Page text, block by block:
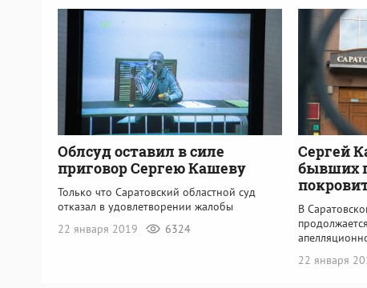
Облсуд оставил в силе
приговор Сергею Кашеву
Только что Саратовский областной суд
отказал в удовлетворении жалобы
22 января 2019
6324
Сергей
бывших
В
22 января